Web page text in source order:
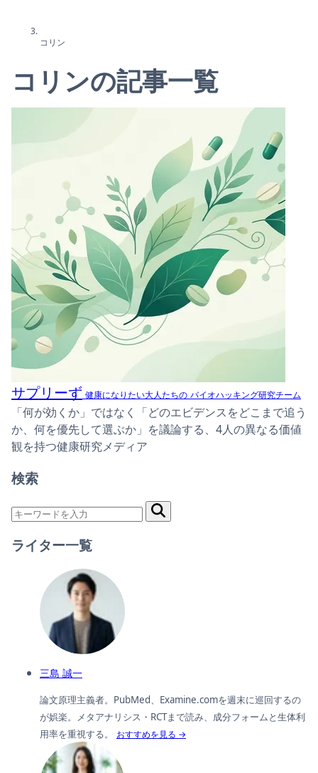
コリン
コリンの記事一覧
サプリーず 健康になりたい大人たちの バイオハッキング研究チーム
「何が効くか」ではなく「どのエビデンスをどこまで追う
か、何を優先して選ぶか」を議論する、4人の異なる価値
観を持つ健康研究メディア
検索
ライター一覧
三島 誠一
論文原理主義者。PubMed、Examine.comを週末に巡回するの
が娯楽。メタアナリシス・RCTまで読み、成分フォームと生体利
用率を重視する。
おすすめを見る →